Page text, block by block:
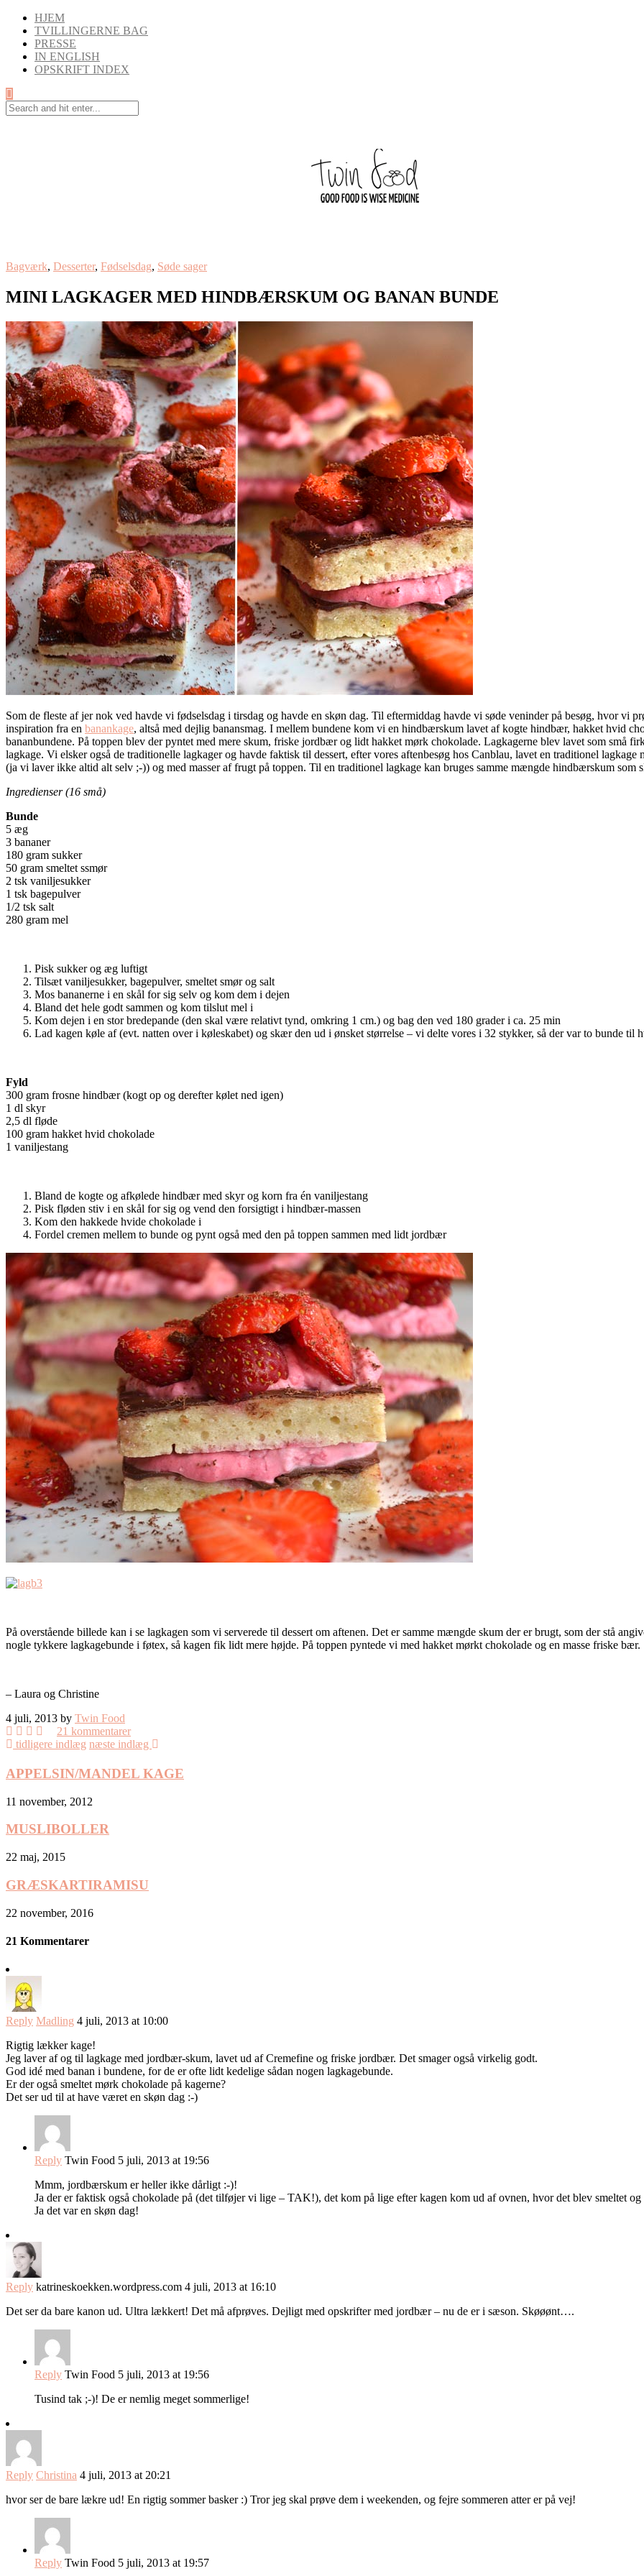
HJEM
TVILLINGERNE BAG
PRESSE
IN ENGLISH
OPSKRIFT INDEX
Bagværk, Desserter, Fødselsdag, Søde sager
MINI LAGKAGER MED HINDBÆRSKUM OG BANAN BUNDE
Som de fleste af jer nok ved havde vi fødselsdag i tirsdag og havde en skøn dag. Til eftermiddag havde vi søde veninder på besøg, hvor vi
inspiration fra en banankage, altså med dejlig banansmag. I mellem bundene kom vi en hindbærskum lavet af kogte hindbær, hakket hvid
bananbundene. På toppen blev der pyntet med mere skum, friske jordbær og lidt hakket mørk chokolade. Lagkagerne blev lavet som små
lagkage. Vi elsker også de traditionelle lagkager og havde faktisk til dessert, efter vores aftenbesøg hos Canblau, lavet en traditionel
(ja vi laver ikke altid alt selv ;-)) og med masser af frugt på toppen. Til en traditionel lagkage kan bruges samme mængde hindbærskum som
Ingredienser (16 små)
Bunde
5 æg
3 bananer
180 gram sukker
50 gram smeltet ssmør
2 tsk vaniljesukker
1 tsk bagepulver
1/2 tsk salt
280 gram mel
Pisk sukker og æg luftigt
Tilsæt vaniljesukker, bagepulver, smeltet smør og salt
Mos bananerne i en skål for sig selv og kom dem i dejen
Bland det hele godt sammen og kom tilslut mel i
Kom dejen i en stor bredepande (den skal være relativt tynd, omkring 1 cm.) og bag den ved 180 grader i ca. 25 min
Lad kagen køle af (evt. natten over i køleskabet) og skær den ud i ønsket størrelse – vi delte vores i 32 stykker, så der var to bunde til
Fyld
300 gram frosne hindbær (kogt op og derefter kølet ned igen)
1 dl skyr
2,5 dl fløde
100 gram hakket hvid chokolade
1 vaniljestang
Bland de kogte og afkølede hindbær med skyr og korn fra én vaniljestang
Pisk fløden stiv i en skål for sig og vend den forsigtigt i hindbær-massen
Kom den hakkede hvide chokolade i
Fordel cremen mellem to bunde og pynt også med den på toppen sammen med lidt jordbær
På overstående billede kan i se lagkagen som vi serverede til dessert om aftenen. Det er samme mængde skum der er brugt, som der stå
nogle tykkere lagkagebunde i føtex, så kagen fik lidt mere højde. På toppen pyntede vi med hakket mørkt chokolade og en masse friske bær.
– Laura og Christine
4 juli, 2013 by Twin Food
21 kommentarer
tidligere indlæg næste indlæg
APPELSIN/MANDEL KAGE
11 november, 2012
MUSLIBOLLER
22 maj, 2015
GRÆSKARTIRAMISU
22 november, 2016
21 Kommentarer
Reply Madling 4 juli, 2013 at 10:00
Rigtig lækker kage!
Jeg laver af og til lagkage med jordbær-skum, lavet ud af Cremefine og friske jordbær. Det smager også virkelig godt.
God idé med banan i bundene, for de er ofte lidt kedelige sådan nogen lagkagebunde.
Er der også smeltet mørk chokolade på kagerne?
Det ser ud til at have været en skøn dag :-)
Reply Twin Food 5 juli, 2013 at 19:56
Mmm, jordbærskum er heller ikke dårligt :-)!
Ja der er faktisk også chokolade på (det tilføjer vi lige – TAK!), det kom på lige efter kagen kom ud af ovnen, hvor det blev smeltet
Ja det var en skøn dag!
Reply katrineskoekken.wordpress.com 4 juli, 2013 at 16:10
Det ser da bare kanon ud. Ultra lækkert! Det må afprøves. Dejligt med opskrifter med jordbær – nu de er i sæson. Skøøønt….
Reply Twin Food 5 juli, 2013 at 19:56
Tusind tak ;-)! De er nemlig meget sommerlige!
Reply Christina 4 juli, 2013 at 20:21
hvor ser de bare lækre ud! En rigtig sommer basker :) Tror jeg skal prøve dem i weekenden, og fejre sommeren atter er på vej!
Reply Twin Food 5 juli, 2013 at 19:57